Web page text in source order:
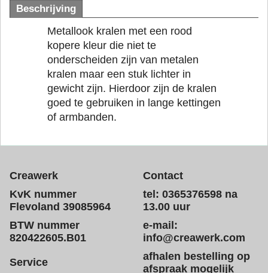
Beschrijving
Metallook kralen met een rood
kopere kleur die niet te
onderscheiden zijn van metalen
kralen maar een stuk lichter in
gewicht zijn. Hierdoor zijn de kralen
goed te gebruiken in lange kettingen
of armbanden.
Creawerk
KvK nummer
Flevoland 39085964
BTW nummer
820422605.B01
Contact
tel: 0365376598 na
13.00 uur
e-mail:
info@creawerk.com
afhalen bestelling op
afspraak mogelijk
Service